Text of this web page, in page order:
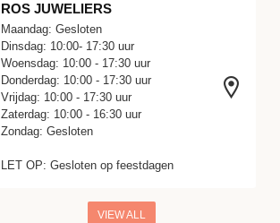
ROS JUWELIERS
Maandag: Gesloten
Dinsdag: 10:00- 17:30 uur
Woensdag: 10:00 - 17:30 uur
Donderdag: 10:00 - 17:30 uur
Vrijdag: 10:00 - 17:30 uur
Zaterdag: 10:00 - 16:30 uur
Zondag: Gesloten
LET OP: Gesloten op feestdagen
VIEW ALL